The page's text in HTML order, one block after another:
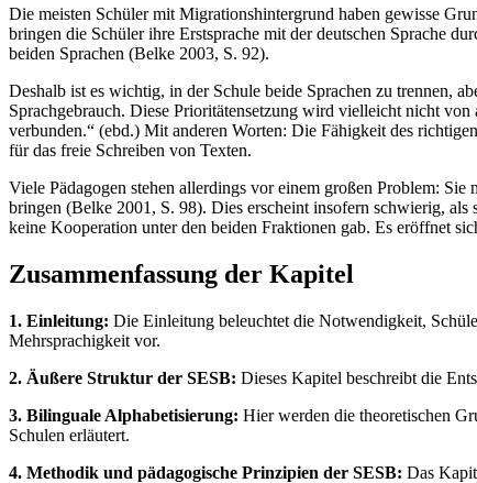
Die meisten Schüler mit Migrationshintergrund haben gewisse
bringen die Schüler ihre Erstsprache mit der deutschen Sprache
beiden Sprachen (Belke 2003, S. 92).
Deshalb ist es wichtig, in der Schule beide Sprachen zu trennen,
Sprachgebrauch. Diese Prioritätensetzung wird vielleicht nicht
verbunden.“ (ebd.) Mit anderen Worten: Die Fähigkeit des
für das freie Schreiben von Texten.
Viele Pädagogen stehen allerdings vor einem großen Problem:
bringen (Belke 2001, S. 98). Dies erscheint insofern schwierig,
keine Kooperation unter den beiden Fraktionen gab. Es eröffnet
Zusammenfassung der Kapitel
1. Einleitung: Die Einleitung beleuchtet die Notwendigkeit,
Mehrsprachigkeit vor.
2. Äußere Struktur der SESB: Dieses Kapitel beschreibt die
3. Bilinguale Alphabetisierung: Hier werden die theoretischen
Schulen erläutert.
4. Methodik und pädagogische Prinzipien der SESB: Das